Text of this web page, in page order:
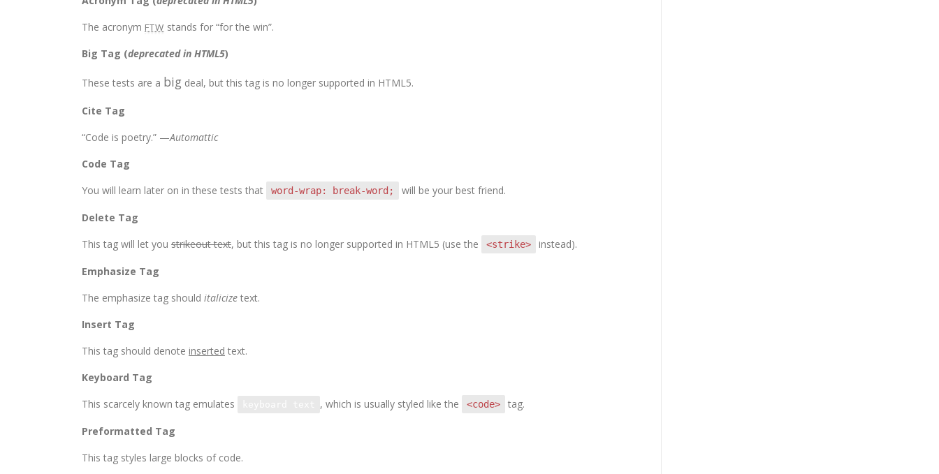
The acronym FTW stands for “for the win”.
Big Tag (deprecated in HTML5)
These tests are a big deal, but this tag is no longer supported in HTML5.
Cite Tag
“Code is poetry.” —Automattic
Code Tag
You will learn later on in these tests that
word-wrap: break-word; will be your best friend.
Delete Tag
This tag will let you strikeout text, but this tag is no longer supported in HTML5 (use the <strike> instead).
Emphasize Tag
The emphasize tag should italicize text.
Insert Tag
This tag should denote inserted text.
Keyboard Tag
This scarcely known tag emulates
, which is usually styled like the <code> tag.
Preformatted Tag
This tag styles large blocks of code.